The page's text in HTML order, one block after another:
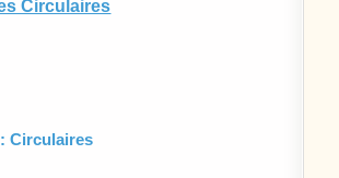
: Circulaires